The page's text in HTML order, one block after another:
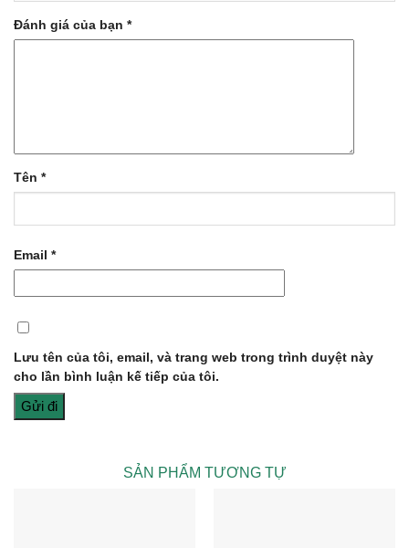
Đánh giá của bạn *
Tên *
Email *
Lưu tên của tôi, email, và trang web trong trình duyệt này
cho lần bình luận kế tiếp của tôi.
SẢN PHẨM TƯƠNG TỰ